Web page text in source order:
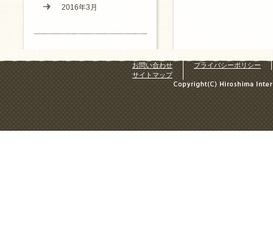
2016年3月
お問い合わせ
プライバシーポリシー
サイトマップ